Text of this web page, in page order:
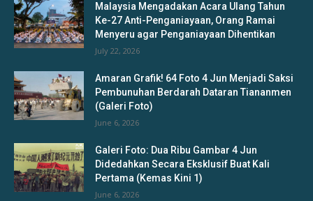
Malaysia Mengadakan Acara Ulang Tahun
Ke-27 Anti-Penganiayaan, Orang Ramai
Menyeru agar Penganiayaan Dihentikan
July 22, 2026
Amaran Grafik! 64 Foto 4 Jun Menjadi Saksi
Pembunuhan Berdarah Dataran Tiananmen
(Galeri Foto)
June 6, 2026
Galeri Foto: Dua Ribu Gambar 4 Jun
Didedahkan Secara Eksklusif Buat Kali
Pertama (Kemas Kini 1)
June 6, 2026